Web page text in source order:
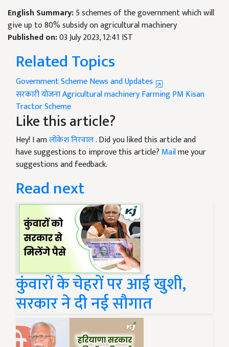
English Summary:5 schemes of the government which will
give up to 80% subsidy on agricultural machinery
Published on:03 July 2023, 12:41 IST
Related Topics
Government Scheme News and Updates
सरकारी योजनाAgricultural machineryFarmingPM Kisan
Tractor Scheme
Like this article?
Hey! I amलोकेश निरवाल. Did you liked this article and
have suggestions to improve this article? Mailme your
suggestions and feedback.
Read next
कुंवारों के चेहरों पर आई खुशी,
सरकार ने दी नई सौगात